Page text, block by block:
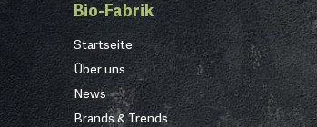
Bio-Fabrik
Startseite
Über uns
News
Brands & Trends